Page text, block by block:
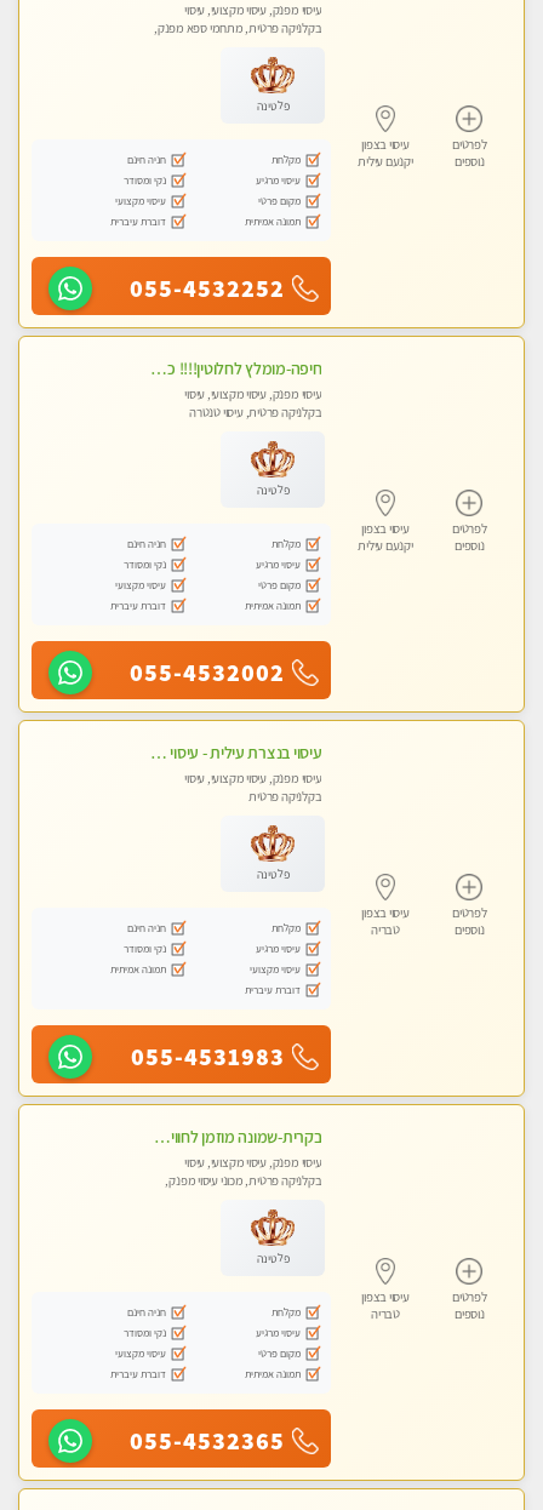
לפרטים
נוספים
עיסוי בצפון
יקנעם עילית
עיסוי מפנק, עיסוי מקצועי, עיסוי
בקלניקה פרטית, מתחמי ספא מפנק,
פלטינה
מקלחת
חניה חינם
עיסוי מרגיע
נקי ומסודר
מקום פרטי
עיסוי מקצועי
תמונה אמיתית
דוברת עיברית
055-4532252
לפרטים
נוספים
עיסוי בצפון
יקנעם עילית
חיפה-מומלץ לחלוטין!!!! כל סוגי העיסויים מעסה ישראלית מהממת, מקצועית ואיכותית פרטי!!! לא עונה לחסוי- ללא מין !
עיסוי מפנק, עיסוי מקצועי, עיסוי
בקלניקה פרטית, עיסוי טנטרה
פלטינה
מקלחת
חניה חינם
עיסוי מרגיע
נקי ומסודר
מקום פרטי
עיסוי מקצועי
תמונה אמיתית
דוברת עיברית
055-4532002
לפרטים
נוספים
עיסוי בצפון
טבריה
עיסוי בנצרת עילית - עיסוי מפנק מרגיע ושקט במקום מדהים עיסוי מושקע מאוד
עיסוי מפנק, עיסוי מקצועי, עיסוי
בקלניקה פרטית
פלטינה
מקלחת
חניה חינם
עיסוי מרגיע
נקי ומסודר
עיסוי מקצועי
תמונה אמיתית
דוברת עיברית
055-4531983
לפרטים
נוספים
עיסוי בצפון
טבריה
בקרית-שמונה מוזמן לחוויה בלתי נשכחת מעסה איכותית מקצועית ומפנקת- ללא מין !!
עיסוי מפנק, עיסוי מקצועי, עיסוי
בקלניקה פרטית, מכוני עיסוי מפנק,
פלטינה
מקלחת
חניה חינם
עיסוי מרגיע
נקי ומסודר
מקום פרטי
עיסוי מקצועי
תמונה אמיתית
דוברת עיברית
055-4532365